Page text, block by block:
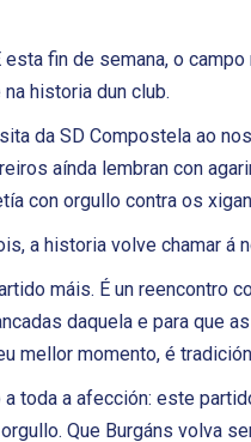
fin de semana, o
historia dun club.
da SD Compostela ao
aínda lembran con
con orgullo contra os
a historia volve chamar á
máis. É un reencontro
daquela e para que
mellor momento, é
a toda a afección: este
Que Burgáns volva